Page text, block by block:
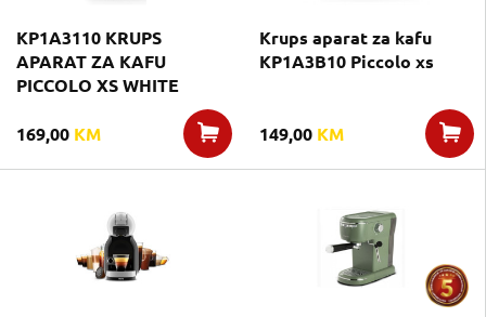
KP1A3110 KRUPS
APARAT ZA KAFU
PICCOLO XS WHITE
169,00 KM
Krups aparat za kafu
KP1A3B10 Piccolo xs
149,00 KM